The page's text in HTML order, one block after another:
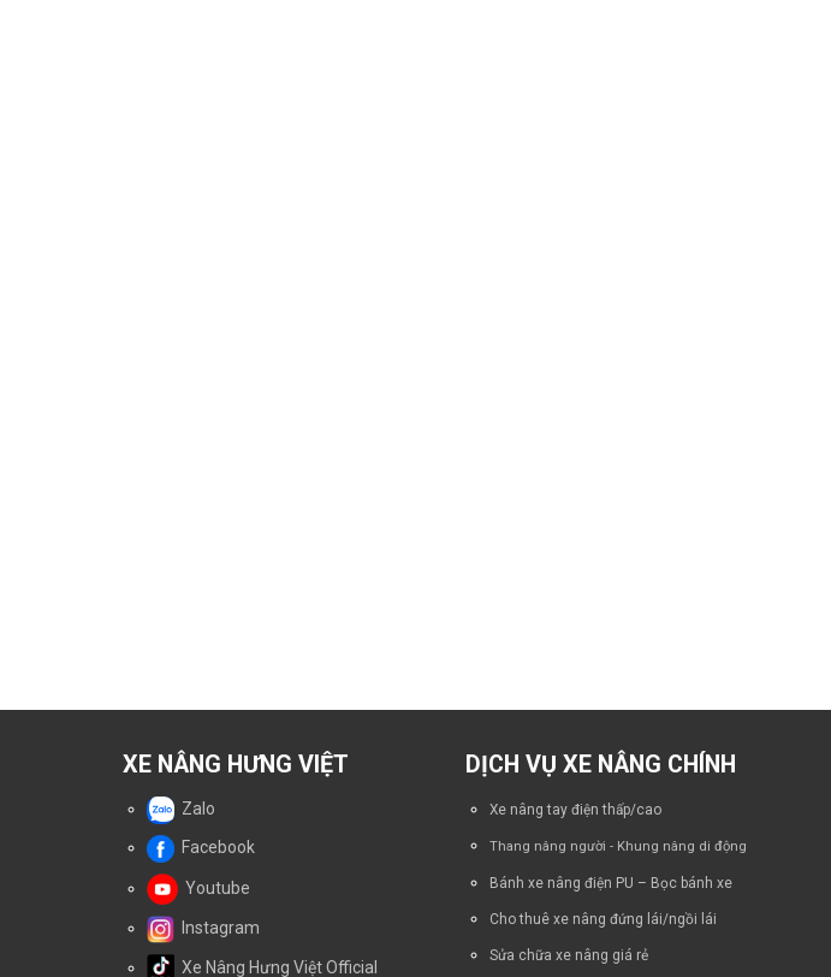
XE NÂNG HƯNG VIỆT
Zalo
Facebook
Youtube
Instagram
Xe Nâng Hưng Việt Official
DỊCH VỤ XE NÂNG CHÍNH
Xe nâng tay điện thấp/cao
Thang nâng người - Khung nâng di động
Bánh xe nâng điện PU – Bọc bánh xe
Cho thuê xe nâng đứng lái/ngồi lái
Sửa chữa xe nâng giá rẻ